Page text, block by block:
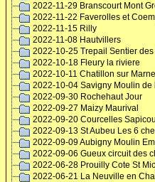
2022-11-29 Branscourt Mont
2022-11-22 Faverolles et
2022-11-15 Rilly
2022-11-08 Hautvillers
2022-10-25 Trepail Sentier
2022-10-18 Fleury la riviere
2022-10-11 Chatillon sur Marne
2022-10-04 Savigny Moulin de
2022-09-30 Rochehaut Jour
2022-09-27 Maizy Maurival
2022-09-20 Courcelles
2022-09-13 St Aubeu Les 6
2022-09-09 Aubigny Moulin
2022-09-06 Gueux circuit des
2022-06-28 Prouilly Cote St
2022-06-21 La Neuville en